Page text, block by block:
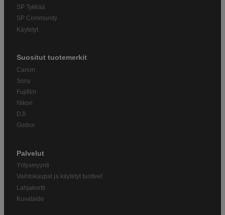
SP Tykkää
SP Community
Käytetyt
Suositut tuotemerkit
Canon
Sony
Fujifilm
Nikon
DJI
Godox
Palvelut
Yritysmyynti
Vaihtokaupat ja käytetyt tuotteet
Lahjakortti
Kuvataide